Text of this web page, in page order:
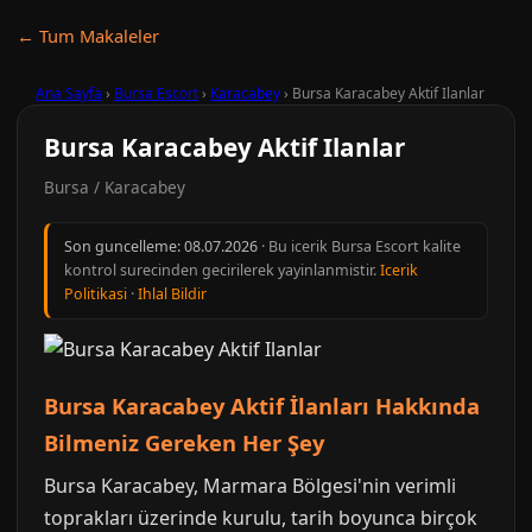
← Tum Makaleler
Ana Sayfa › Bursa Escort› Karacabey› Bursa Karacabey Aktif Ilanlar
Bursa Karacabey Aktif Ilanlar
Bursa / Karacabey
Son guncelleme:08.07.2026 · Bu icerik Bursa Escort kalite
kontrol surecinden gecirilerek yayinlanmistir.Icerik
Politikasi ·Ihlal Bildir
Bursa Karacabey Aktif İlanları Hakkında
Bilmeniz Gereken Her Şey
Bursa Karacabey, Marmara Bölgesi'nin verimli
toprakları üzerinde kurulu, tarih boyunca birçok